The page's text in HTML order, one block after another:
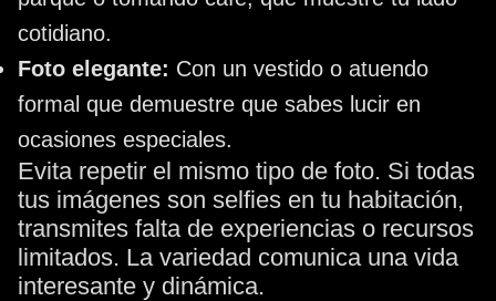
cotidiano.
Foto elegante: Con un vestido o atuendo
formal que demuestre que sabes lucir en
ocasiones especiales.
Evita repetir el mismo tipo de foto. Si todas
tus imágenes son selfies en tu habitación,
transmites falta de experiencias o recursos
limitados. La variedad comunica una vida
interesante y dinámica.